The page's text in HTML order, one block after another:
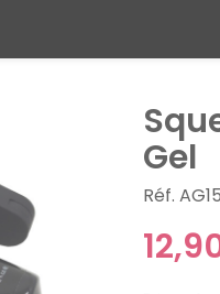
Gel
Réf. AG15